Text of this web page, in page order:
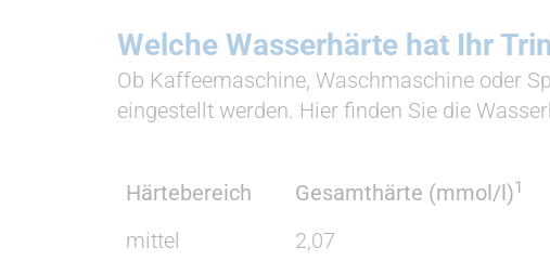
Welche Wasserhärte hat Ihr
Ob Kaffeemaschine, Waschmaschine oder
eingestellt werden. Hier finden Sie die
Härtebereich Gesamthärte (mmol/l)1
mittel
2,07